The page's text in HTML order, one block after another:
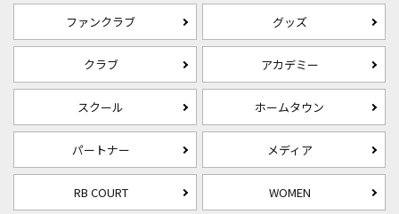
ファンクラブ グッズ
クラブ アカデミー
スクール ホームタウン
パートナー メディア
RB COURT WOMEN